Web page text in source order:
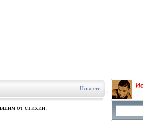
Новости
от стихии.